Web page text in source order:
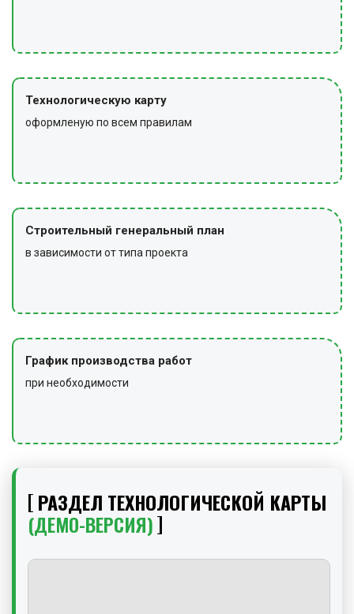
Технологическую карту
оформленую по всем правилам
Строительный генеральный план
в зависимости от типа проекта
График производства работ
при необходимости
РАЗДЕЛ ТЕХНОЛОГИЧЕСКОЙ КАРТЫ
(ДЕМО-ВЕРСИЯ)